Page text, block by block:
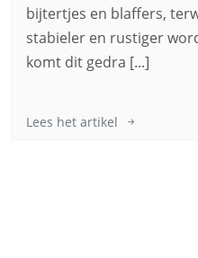
bijtertjes en blaffers,
stabieler en rustiger
komt dit gedra [...]
Lees het artikel